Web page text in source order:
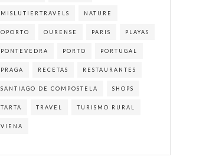
MISLUTIERTRAVELS NATURE
OPORTO OURENSE PARIS PLAYAS
PONTEVEDRA PORTO PORTUGAL
PRAGA RECETAS RESTAURANTES
SANTIAGO DE COMPOSTELA SHOPS
TARTA TRAVEL TURISMO RURAL
VIENA